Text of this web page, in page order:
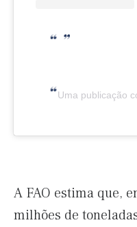
Uma publicação
A FAO estima que,
milhões de